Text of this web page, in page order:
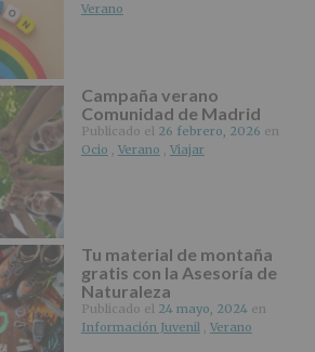
Verano
Campaña verano
Comunidad de Madrid
Publicado el 26 febrero, 2026 en
Ocio , Verano , Viajar
Tu material de montaña
gratis con la Asesoría de
Naturaleza
Publicado el 24 mayo, 2024en
Información Juvenil, Verano